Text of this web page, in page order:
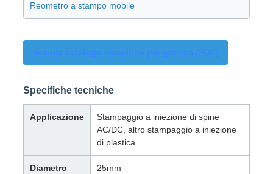
Reometro a stampo mobile
Scarica catalogo macchine per gomma (PDF)
Specifiche tecniche
Applicazione
Stampaggio a iniezione di spine
AC/DC, altro stampaggio a iniezione
di plastica
Diametro
25mm